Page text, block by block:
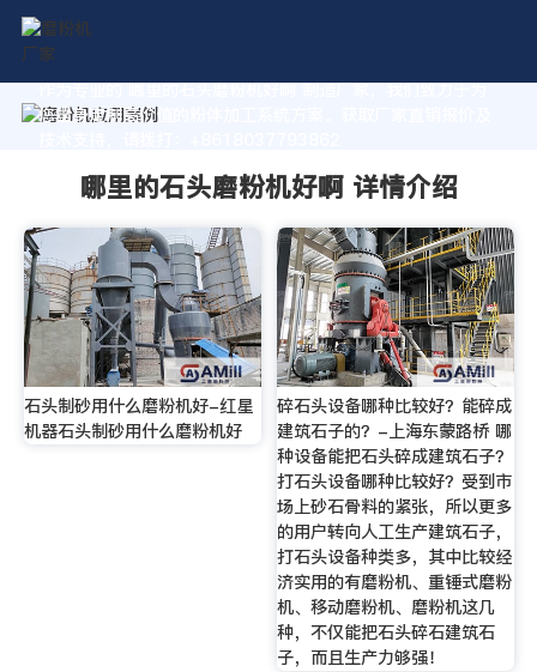
作为专业的 哪里的石头磨粉机好啊 制造厂家，我们致力于为
您量身定制高价值的粉体加工系统方案。获取厂家直销报价及
哪里的石头磨粉机好啊 详情介绍
石头制砂用什么磨粉机好-红星
机器石头制砂用什么磨粉机好
碎石头设备哪种比较好？能碎成
建筑石子的？-上海东蒙路桥 哪
种设备能把石头碎成建筑石子？
打石头设备哪种比较好？受到市
场上砂石骨料的紧张，所以更多
的用户转向人工生产建筑石子，
打石头设备种类多，其中比较经
济实用的有磨粉机、重锤式磨粉
机、移动磨粉机、磨粉机这几
种，不仅能把石头碎石建筑石
子，而且生产力够强！